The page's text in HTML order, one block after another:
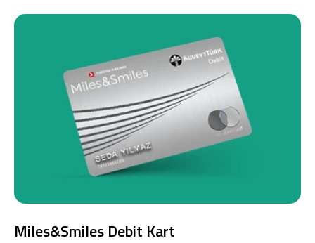
Miles&Smiles Debit Kart